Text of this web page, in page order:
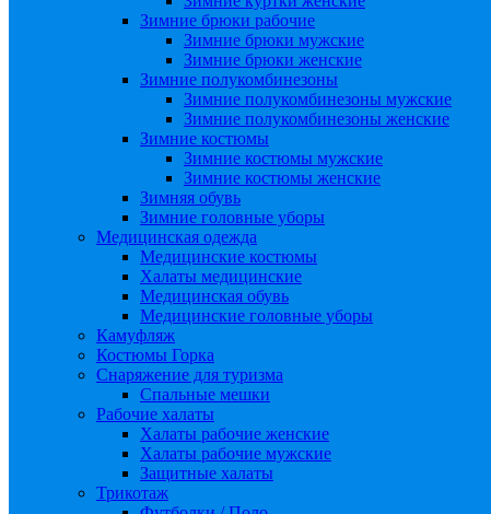
Зимние брюки рабочие
Зимние брюки мужские
Зимние брюки женские
Зимние полукомбинезоны
Зимние полукомбинезоны мужские
Зимние полукомбинезоны женские
Зимние костюмы
Зимние костюмы мужские
Зимние костюмы женские
Зимняя обувь
Зимние головные уборы
Медицинская одежда
Медицинские костюмы
Халаты медицинские
Медицинская обувь
Медицинские головные уборы
Камуфляж
Костюмы Горка
Снаряжение для туризма
Спальные мешки
Рабочие халаты
Халаты рабочие женские
Халаты рабочие мужские
Защитные халаты
Трикотаж